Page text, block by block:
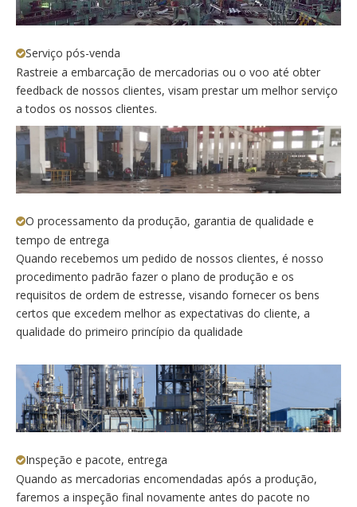
Serviço pós-venda
Rastreie a embarcação de mercadorias ou o voo até obter
feedback de nossos clientes, visam prestar um melhor serviço
a todos os nossos clientes.
O processamento da produção, garantia de qualidade e
tempo de entrega
Quando recebemos um pedido de nossos clientes, é nosso
procedimento padrão fazer o plano de produção e os
requisitos de ordem de estresse, visando fornecer os bens
certos que excedem melhor as expectativas do cliente, a
qualidade do primeiro princípio da qualidade
Inspeção e pacote, entrega
Quando as mercadorias encomendadas após a produção,
faremos a inspeção final novamente antes do pacote no